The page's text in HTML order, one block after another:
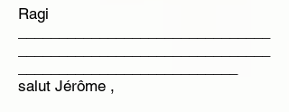
Ragi
salut Jérôme ,